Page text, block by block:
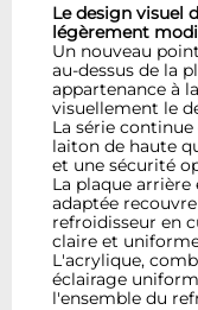
Le design visuel
légèrement
Un nouveau
au-dessus de la
appartenance à
visuellement le
La série
laiton de haute
et une sécurité
La plaque
adaptée
refroidisseur en
claire et
L'acrylique,
éclairage
l'ensemble du